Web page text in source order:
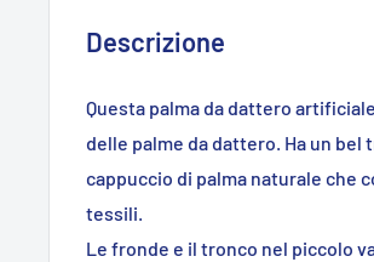
Descrizione
Questa palma da dattero
delle palme da dattero. Ha un
cappuccio di palma naturale che
tessili.
Le fronde e il tronco nel piccolo